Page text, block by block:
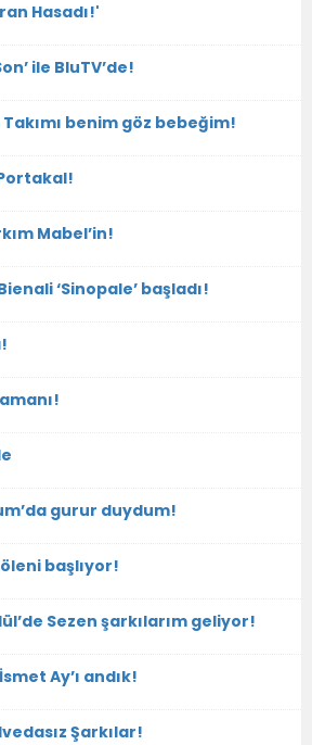
Hasadı!'
ile BluTV’de!
benim göz bebeğim!
Mabel’in!
‘Sinopale’ başladı!
gurur duydum!
başlıyor!
Sezen şarkılarım geliyor!
Ay’ı andık!
Şarkılar!